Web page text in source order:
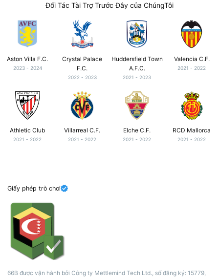
Đối Tác Tài Trợ Trước Đây của ChúngTôi
Aston Villa F.C.
2023 - 2024
Crystal Palace
F.C.
2022 - 2023
Huddersfield Town
A.F.C.
2021 - 2023
Valencia C.F.
2021 - 2022
Athletic Club
2021 - 2022
Villarreal C.F.
2021 - 2022
Elche C.F.
2021 - 2022
RCD Mallorca
2021 - 2022
Giấy phép trò chơi
66B được vận hành bởi Công ty Mettlemind Tech Ltd., số đăng ký: 15779,